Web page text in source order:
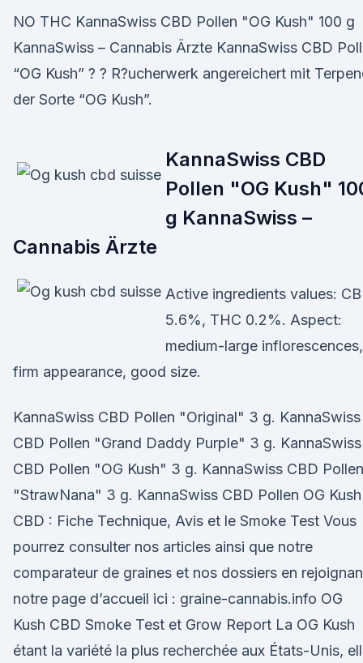
NO THC KannaSwiss CBD Pollen "OG Kush" 100 g
KannaSwiss – Cannabis Ärzte KannaSwiss CBD
“OG Kush” ? ? R?ucherwerk angereichert mit
der Sorte “OG Kush”.
KannaSwiss CBD
Pollen "OG Kush"
g KannaSwiss –
Cannabis Ärzte
Active ingredients values:
5.6%, THC 0.2%. Aspect:
medium-large inflorescences,
firm appearance, good size.
KannaSwiss CBD Pollen "Original" 3 g. KannaSwiss
CBD Pollen "Grand Daddy Purple" 3 g. KannaSwiss
CBD Pollen "OG Kush" 3 g. KannaSwiss CBD Pollen
"StrawNana" 3 g. KannaSwiss CBD Pollen OG Kush
CBD : Fiche Technique, Avis et le Smoke Test Vous
pourrez consulter nos articles ainsi que notre
comparateur de graines et nos dossiers en
notre page d’accueil ici : graine-cannabis.info OG
Kush CBD Smoke Test et Grow Report La OG Kush
étant la variété la plus recherchée aux États-Unis,